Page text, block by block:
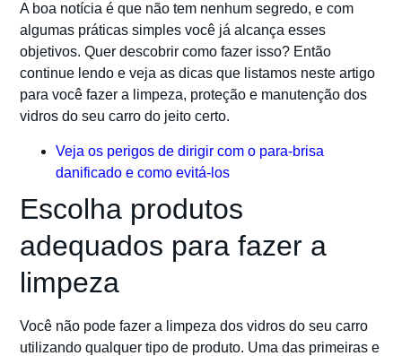
A boa notícia é que não tem nenhum segredo, e com
algumas práticas simples você já alcança esses
objetivos. Quer descobrir como fazer isso? Então
continue lendo e veja as dicas que listamos neste artigo
para você fazer a limpeza, proteção e manutenção dos
vidros do seu carro do jeito certo.
Veja os perigos de dirigir com o para-brisa
danificado e como evitá-los
Escolha produtos
adequados para fazer a
limpeza
Você não pode fazer a limpeza dos vidros do seu carro
utilizando qualquer tipo de produto. Uma das primeiras e